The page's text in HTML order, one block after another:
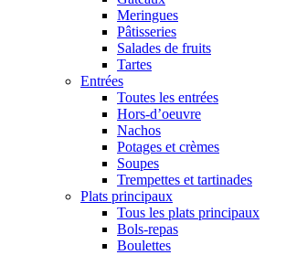
Meringues
Pâtisseries
Salades de fruits
Tartes
Entrées
Toutes les entrées
Hors-d’oeuvre
Nachos
Potages et crèmes
Soupes
Trempettes et tartinades
Plats principaux
Tous les plats principaux
Bols-repas
Boulettes